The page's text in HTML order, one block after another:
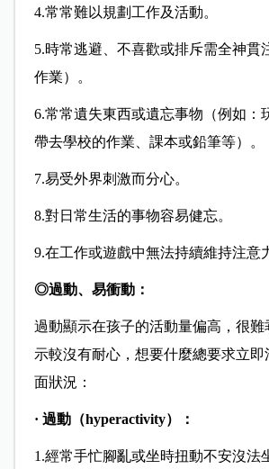
4.常常難以規劃工作及活動。
5.時常逃避、不喜歡或排斥需全神貫
作業）。
6.常常遺失東西或遺忘事物（例如：
帶去學校的作業、課本或鉛筆等）。
7.易受外界刺激而分心。
8.對日常生活的事物容易健忘。
9.在工作或遊戲中無法持續維持注意
◎過動、易衝動：
過動顯示在孩子的活動量偏高，很
示較沒有耐心，想要什麼總要求立
面狀況：
· 過動（hyperactivity）：
1.經常手忙腳亂或坐時扭動不安沒法